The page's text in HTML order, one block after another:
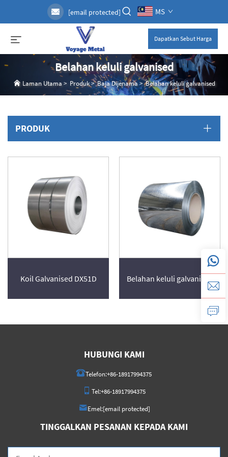
[email protected] MS
Dapatkan Sebut Harga
Belahan keluli galvanised
Laman Utama> Produk>Baja Dijenama>Belahan keluli galvanised
PRODUK
Koil Galvanised DX51D Belahan keluli galvanised
HUBUNGI KAMI
Telefon:+86-18917994375
Tel:+86-18917994375
Emel:[email protected]
TINGGALKAN PESANAN KEPADA KAMI